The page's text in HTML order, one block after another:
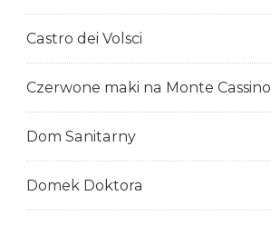
Castro dei Volsci
Czerwone maki na Monte Cassino
Dom Sanitarny
Domek Doktora